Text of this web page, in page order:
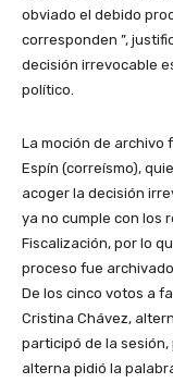
obviado el debido
corresponden ”,
decisión irrevocable
político.
La moción de archivo
Espín (correísmo),
acoger la decisión
ya no cumple con los
Fiscalización, por lo
proceso fue
De los cinco votos a
Cristina Chávez,
participó de la
alterna pidió la